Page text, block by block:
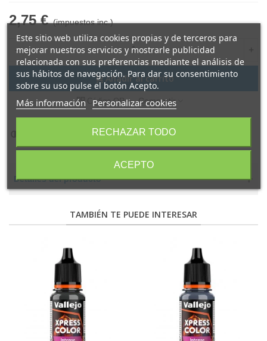
2,75 € (impuestos inc.)
- +
Añadir al carrito
Código QR Compartir
Añadir para comparar 0
Detalles del producto
TAMBIÉN TE PUEDE INTERESAR
Este sitio web utiliza cookies propias y de terceros para
mejorar nuestros servicios y mostrarle publicidad
relacionada con sus preferencias mediante el análisis de
sus hábitos de navegación. Para dar su consentimiento
sobre su uso pulse el botón Acepto.
Más información Personalizar cookies
RECHAZAR TODO
ACEPTO